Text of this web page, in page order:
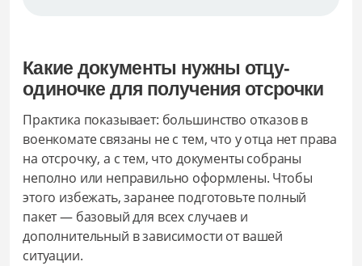
Какие документы нужны отцу-
одиночке для получения отсрочки
Практика показывает: большинство отказов в
военкомате связаны не с тем, что у отца нет права
на отсрочку, а с тем, что документы собраны
неполно или неправильно оформлены. Чтобы
этого избежать, заранее подготовьте полный
пакет — базовый для всех случаев и
дополнительный в зависимости от вашей
ситуации.